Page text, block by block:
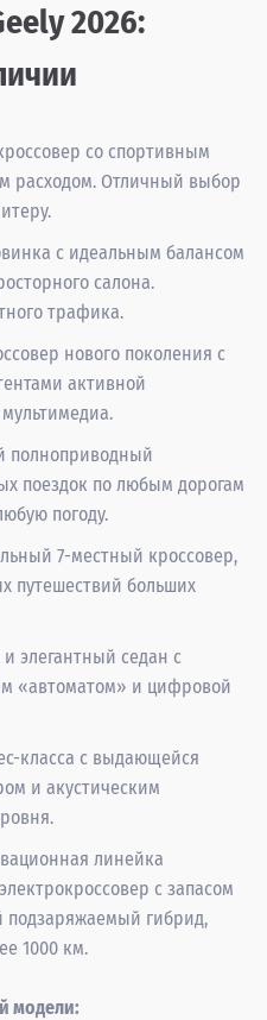
2026:
со спортивным
расходом. Отличный выбор
с идеальным балансом
салона.
трафика.
нового поколения с
активной
полноприводный
поездок по любым дорогам
погоду.
7-местный кроссовер,
путешествий больших
элегантный седан с
«автоматом» и цифровой
класса с выдающейся
и акустическим
линейка
с запасом
подзаряжаемый гибрид,
1000 км.
модели: